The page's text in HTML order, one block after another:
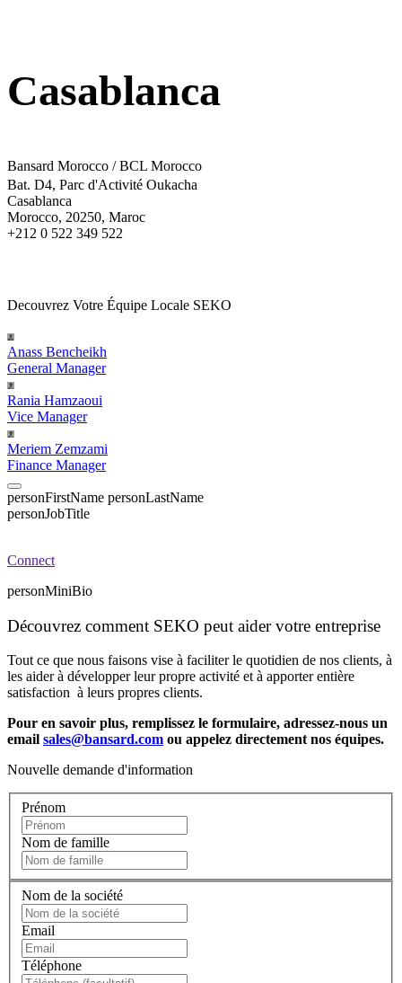
Casablanca
Bansard Morocco / BCL Morocco
Bat. D4, Parc d'Activité Oukacha
Casablanca
Morocco, 20250, Maroc
+212 0 522 349 522
Decouvrez Votre Équipe Locale SEKO
Anass Bencheikh
General Manager
Rania Hamzaoui
Vice Manager
Meriem Zemzami
Finance Manager
personFirstName personLastName
personJobTitle
Connect
personMiniBio
Découvrez comment SEKO peut aider votre entreprise
Tout ce que nous faisons vise à faciliter le quotidien de nos clients, à
les aider à développer leur propre activité et à apporter entière
satisfaction à leurs propres clients.
Pour en savoir plus, remplissez le formulaire, adressez-nous un
email sales@bansard.com ou appelez directement nos équipes.
Nouvelle demande d'information
Prénom
Nom de famille
Nom de la société
Email
Téléphone